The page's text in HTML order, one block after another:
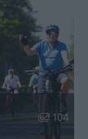
Liczba
104